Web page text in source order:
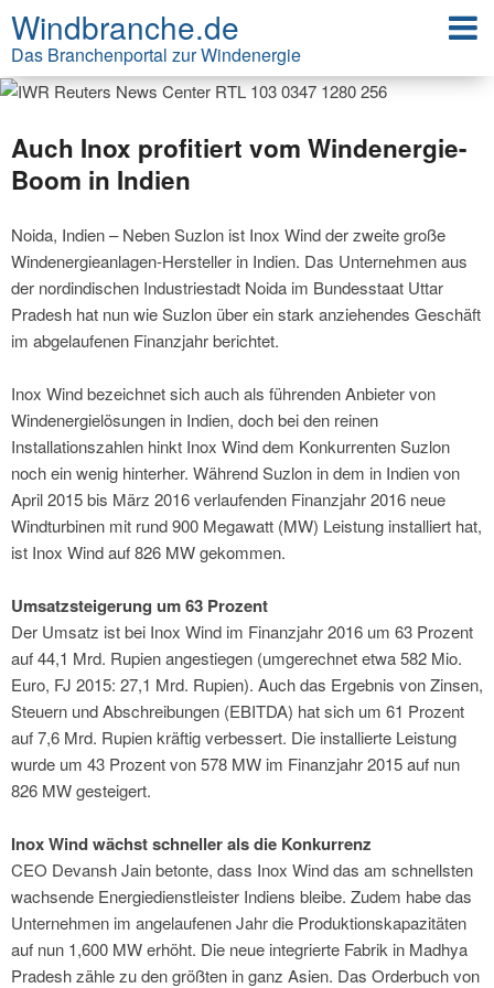
Windbranche.de
Das Branchenportal zur Windenergie
Auch Inox profitiert vom Windenergie-
Boom in Indien
Noida, Indien – Neben Suzlon ist Inox Wind der zweite große
Windenergieanlagen-Hersteller in Indien. Das Unternehmen aus
der nordindischen Industriestadt Noida im Bundesstaat Uttar
Pradesh hat nun wie Suzlon über ein stark anziehendes Geschäft
im abgelaufenen Finanzjahr berichtet.
Inox Wind bezeichnet sich auch als führenden Anbieter von
Windenergielösungen in Indien, doch bei den reinen
Installationszahlen hinkt Inox Wind dem Konkurrenten Suzlon
noch ein wenig hinterher. Während Suzlon in dem in Indien von
April 2015 bis März 2016 verlaufenden Finanzjahr 2016 neue
Windturbinen mit rund 900 Megawatt (MW) Leistung installiert hat,
ist Inox Wind auf 826 MW gekommen.
Umsatzsteigerung um 63 Prozent
Der Umsatz ist bei Inox Wind im Finanzjahr 2016 um 63 Prozent
auf 44,1 Mrd. Rupien angestiegen (umgerechnet etwa 582 Mio.
Euro, FJ 2015: 27,1 Mrd. Rupien). Auch das Ergebnis von Zinsen,
Steuern und Abschreibungen (EBITDA) hat sich um 61 Prozent
auf 7,6 Mrd. Rupien kräftig verbessert. Die installierte Leistung
wurde um 43 Prozent von 578 MW im Finanzjahr 2015 auf nun
826 MW gesteigert.
Inox Wind wächst schneller als die Konkurrenz
CEO Devansh Jain betonte, dass Inox Wind das am schnellsten
wachsende Energiedienstleister Indiens bleibe. Zudem habe das
Unternehmen im angelaufenen Jahr die Produktionskapazitäten
auf nun 1,600 MW erhöht. Die neue integrierte Fabrik in Madhya
Pradesh zähle zu den größten in ganz Asien. Das Orderbuch von